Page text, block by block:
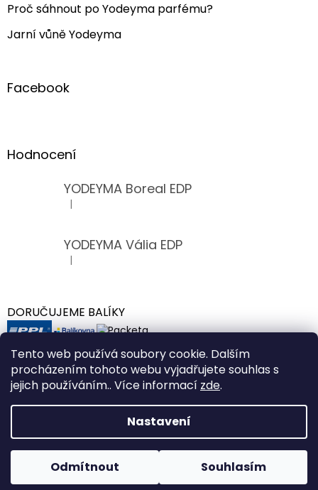
Tento web používá soubory cookie. Dalším
procházením tohoto webu vyjadřujete souhlas s
jejich používáním.. Více informací zde.
Nastavení
Odmítnout Souhlasím
VÁŽENÍ ZÁKAZNÍCI, Z DŮVODU INVENTURY BUDOU NOVĚ
VYTVOŘENÉ OBJEDNÁVKY EXPEDOVÁNY V PONDĚLÍ 10.8.2026.
Proč sáhnout po Yodeyma parfému?
Jarní vůně Yodeyma
Facebook
Hodnocení
YODEYMA Boreal EDP
Hodnocení produktu je 5 z 5 hvězdiček.
|
YODEYMA Vália EDP
Hodnocení produktu je 5 z 5 hvězdiček.
|
DORUČUJEME BALÍKY
Copyright 2026VunKosmetik.cz. Všechna práva